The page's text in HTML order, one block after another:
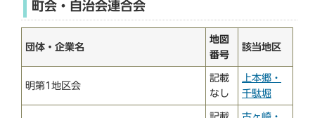
町会・自治会連合会
団体・企業名
地図
番号
該当地区
明第1地区会
記載
なし
上本郷・
千駄堀